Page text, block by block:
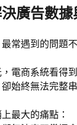
廣告數
常遇到的問題
電商系統看得
始終無法完整
最大的痛點：